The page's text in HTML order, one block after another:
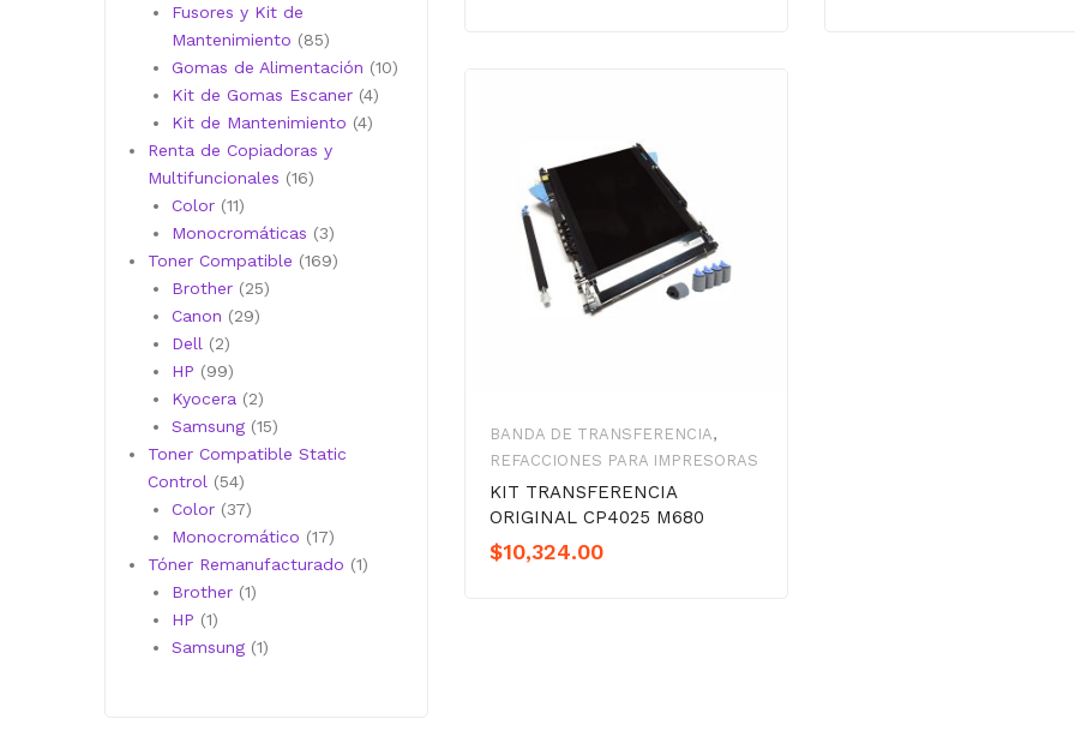
BANDA DE TRANSFERENCIA,
REFACCIONES PARA IMPRESORAS
KIT TRANSFERENCIA
ORIGINAL CP4025 M680
$10,324.00
Fusores y Kit de
Mantenimiento
8585
productos
Gomas de Alimentación 1010
Kit de Gomas Escaner 44
Kit de Mantenimiento 44
Renta de Copiadoras y
Multifuncionales
1616
Color 1111
productos
Monocromáticas 33
productos
Toner Compatible 169169
Brother 2525
Canon 2929
Dell 22
productos
HP 9999
productos
Kyocera 22
productos
Samsung 1515
productos
Toner Compatible Static
Control
5454
productos
Color 3737
productos
Monocromático 1717
productos
Tóner Remanufacturado 11
Brother 11
HP 11
producto
Samsung 11